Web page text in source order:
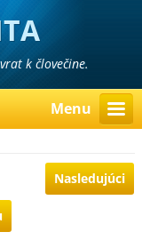
k človečine.
Menu
Nasledujúci